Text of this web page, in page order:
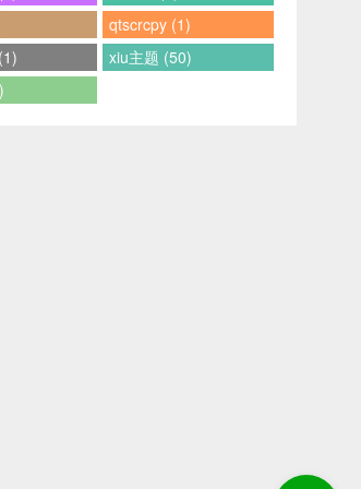
qtscrcpy (1)
xiu主题 (50)